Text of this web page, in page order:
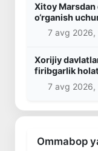
Xitoy
o‘rganish
7 avg 2026,
Xorijiy
firibgarlik
7 avg 2026,
Ommabop